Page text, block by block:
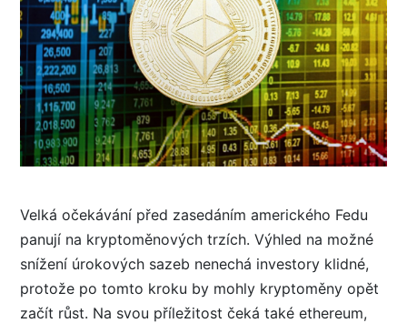
Velká očekávání před zasedáním amerického Fedu
panují na kryptoměnových trzích. Výhled na možné
snížení úrokových sazeb nenechá investory klidné,
protože po tomto kroku by mohly kryptoměny opět
začít růst. Na svou příležitost čeká také ethereum,